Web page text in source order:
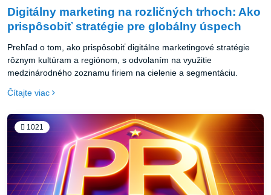
Digitálny marketing na rozličných trhoch: Ako
prispôsobiť stratégie pre globálny úspech
Prehľad o tom, ako prispôsobiť digitálne marketingové stratégie
rôznym kultúram a regiónom, s odvolaním na využitie
medzinárodného zoznamu firiem na cielenie a segmentáciu.
Čítajte viac
1021